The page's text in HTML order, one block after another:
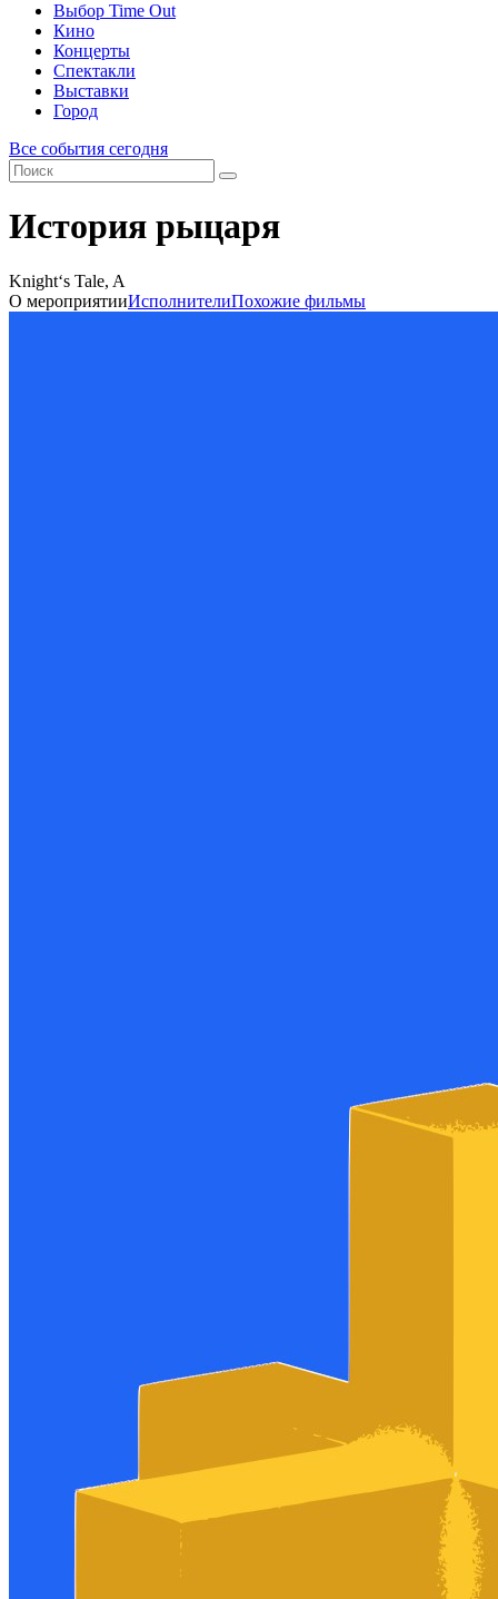
Выбор Time Out
Кино
Концерты
Спектакли
Выставки
Город
Все события сегодня
История рыцаря
Knight‘s Tale, A
О мероприятииИсполнителиПохожие фильмы